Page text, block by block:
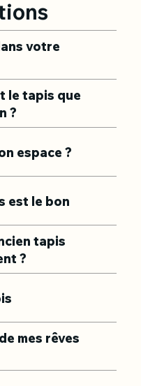
votre
le tapis que
?
espace ?
est le bon
tapis
?
mes rêves